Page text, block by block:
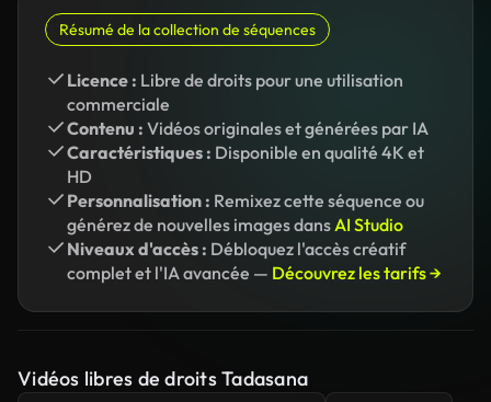
Résumé de la collection de séquences
Licence : Libre de droits pour une utilisation
commerciale
Contenu : Vidéos originales et générées par IA
Caractéristiques : Disponible en qualité 4K et
HD
Personnalisation : Remixez cette séquence ou
générez de nouvelles images dansAI Studio
Niveaux d'accès : Débloquez l'accès créatif
complet et l'IA avancée — Découvrez les tarifs →
Vidéos libres de droits Tadasana